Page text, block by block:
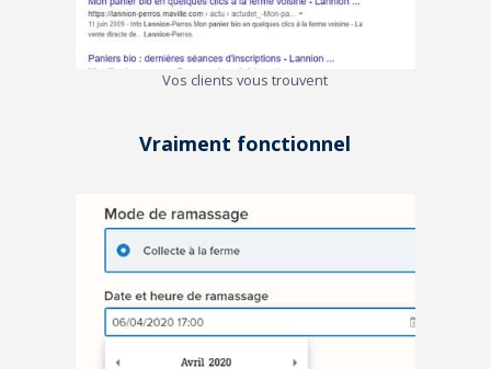
Vos clients vous trouvent
Vraiment fonctionnel